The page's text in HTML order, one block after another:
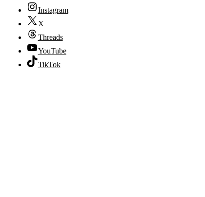
Instagram
X
Threads
YouTube
TikTok